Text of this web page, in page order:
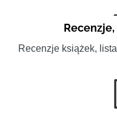
Recenzje,
Recenzje książek,